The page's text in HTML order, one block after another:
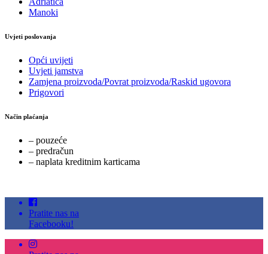
Manoki
Uvjeti poslovanja
Opći uvijeti
Uvjeti jamstva
Zamjena proizvoda/Povrat proizvoda/Raskid ugovora
Prigovori
Način plaćanja
– pouzeće
– predračun
– naplata kreditnim karticama
Pratite nas na
Facebooku!